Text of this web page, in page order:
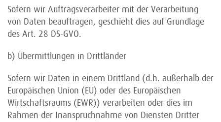
Sofern wir Auftragsverarbeiter mit der Verarbeitung
von Daten beauftragen, geschieht dies auf Grundlage
des Art. 28 DS-GVO.
b) Übermittlungen in Drittländer
Sofern wir Daten in einem Drittland (d.h. außerhalb der
Europäischen Union (EU) oder des Europäischen
Wirtschaftsraums (EWR)) verarbeiten oder dies im
Rahmen der Inanspruchnahme von Diensten Dritter